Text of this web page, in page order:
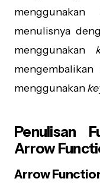
menulisnya
menggunakan
menggunakan
Penulisan
Arrow
Arrow